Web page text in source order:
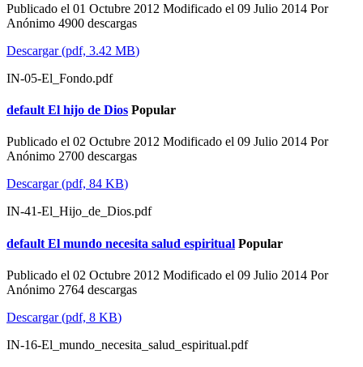
Publicado el 01 Octubre 2012 Modificado el 09 Julio 2014 Por
Anónimo 4900 descargas
Descargar(pdf, 3.42 MB)
IN-05-El_Fondo.pdf
default El hijo de Dios Popular
Publicado el 02 Octubre 2012 Modificado el 09 Julio 2014 Por
Anónimo 2700 descargas
Descargar(pdf, 84 KB)
IN-41-El_Hijo_de_Dios.pdf
default El mundo necesita salud espiritual Popular
Publicado el 02 Octubre 2012 Modificado el 09 Julio 2014 Por
Anónimo 2764 descargas
Descargar(pdf, 8 KB)
IN-16-El_mundo_necesita_salud_espiritual.pdf